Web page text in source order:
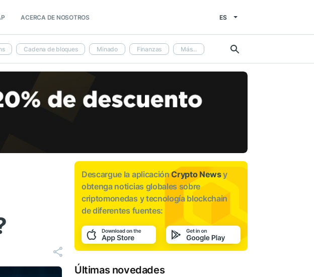
ACERCA DE NOSOTROS ES
Cadena de bloques Minado Finanzas Más...
Descargue la aplicaciónCrypto Newsy
obtenga noticias globales sobre
criptomonedas y tecnología blockchain
de diferentes fuentes:
Últimas novedades